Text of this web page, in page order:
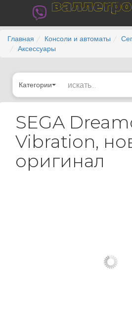
валлегро
Главная Консоли и автоматы
Аксессуары
Категории
SEGA
Vibration,
оригинал